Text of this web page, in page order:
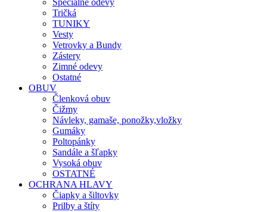
Tričká
TUNIKY
Vesty
Vetrovky a Bundy
Zástery
Zimné odevy
Ostatné
OBUV
Členková obuv
Čižmy
Návleky, gamaše, ponožky,vložky
Gumáky
Poltopánky
Sandále a šľapky
Vysoká obuv
OSTATNÉ
OCHRANA HLAVY
Čiapky a šiltovky
Prilby a štíty